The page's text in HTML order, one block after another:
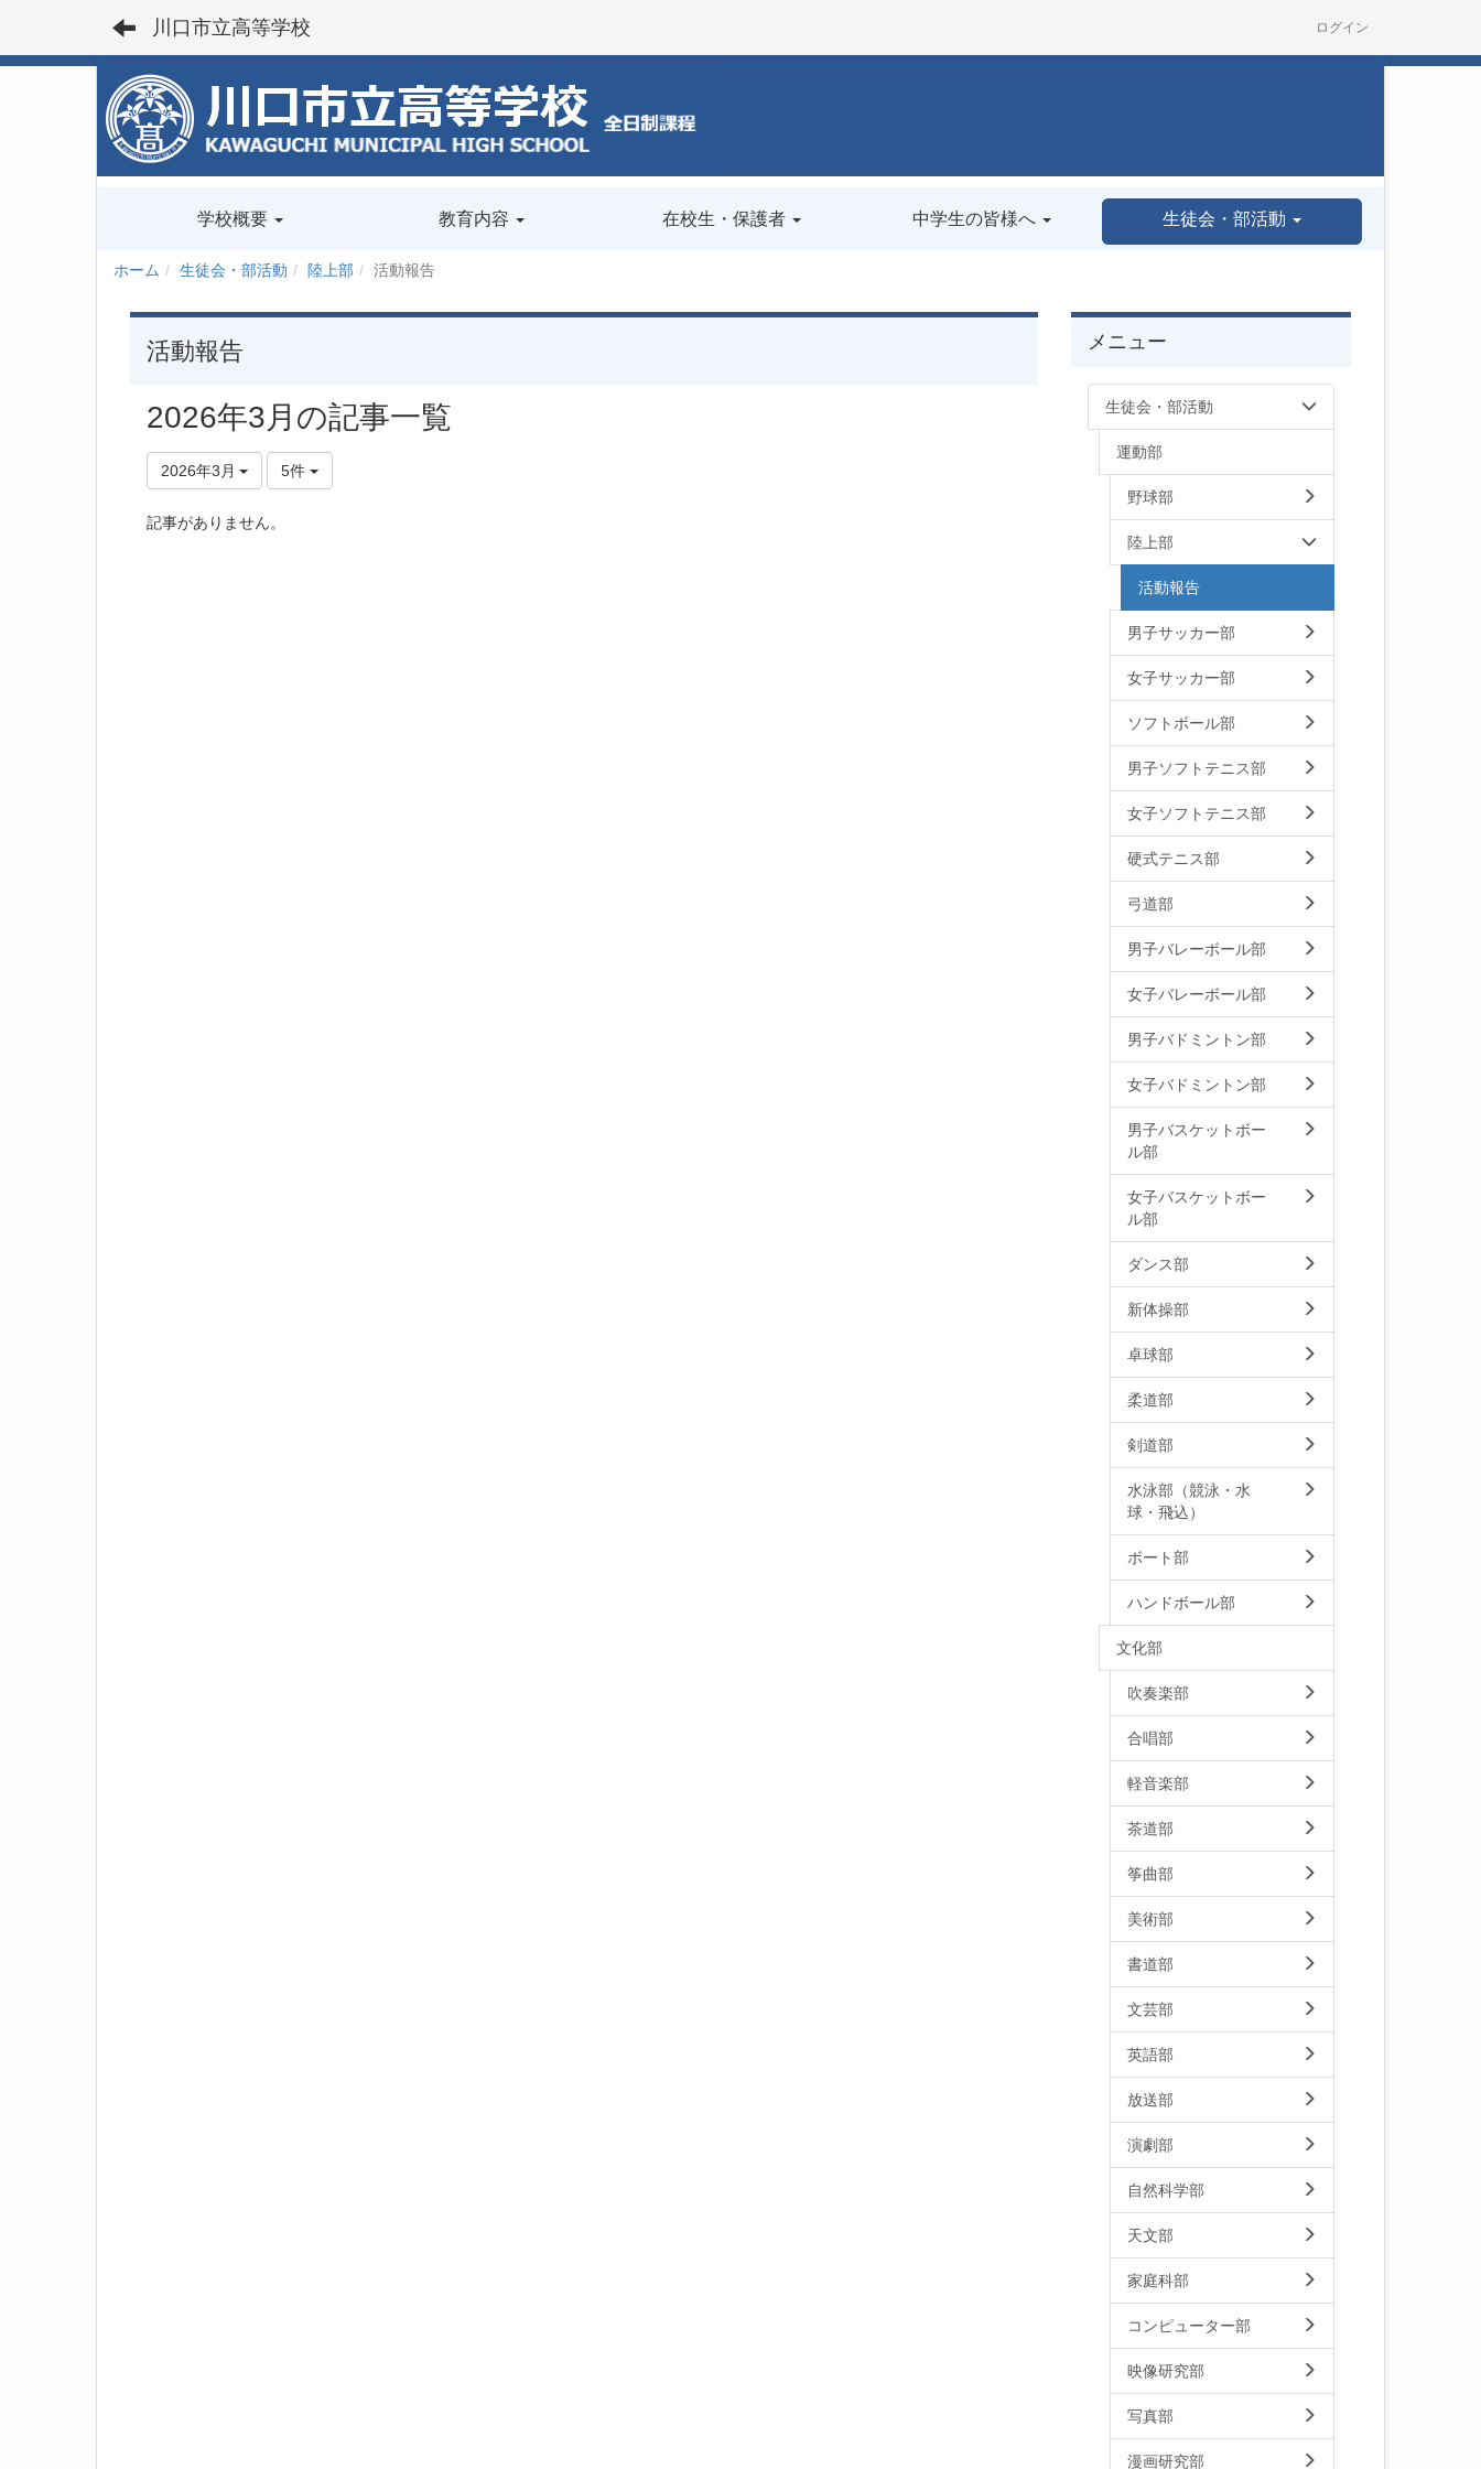
川口市立高等学校 ログイン
学校概要 教育内容 在校生・保護者 中学生の皆様へ 生徒会・部活動
ホーム 生徒会・部活動 陸上部 活動報告
活動報告
2026年3月の記事一覧
2026年3月 5件
記事がありません。
メニュー
生徒会・部活動
運動部
野球部
陸上部
活動報告
男子サッカー部
女子サッカー部
ソフトボール部
男子ソフトテニス部
女子ソフトテニス部
硬式テニス部
弓道部
男子バレーボール部
女子バレーボール部
男子バドミントン部
女子バドミントン部
男子バスケットボー
ル部
女子バスケットボー
ル部
ダンス部
新体操部
卓球部
柔道部
剣道部
水泳部（競泳・水
球・飛込）
ボート部
ハンドボール部
文化部
吹奏楽部
合唱部
軽音楽部
茶道部
筝曲部
美術部
書道部
文芸部
英語部
放送部
演劇部
自然科学部
天文部
家庭科部
コンピューター部
映像研究部
写真部
漫画研究部